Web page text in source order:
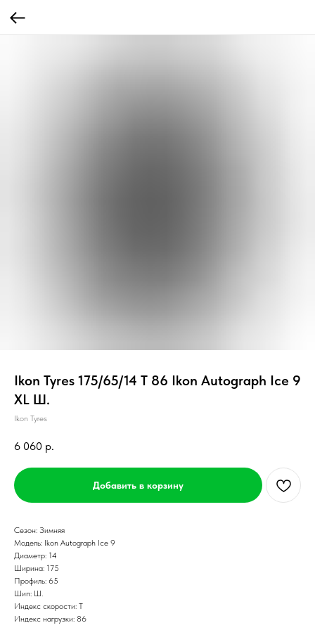
Ikon Tyres 175/65/14 T 86 Ikon Autograph Ice 9
XL Ш.
Ikon Tyres
6 060 р.
Добавить в корзину
Сезон: Зимняя
Модель: Ikon Autograph Ice 9
Диаметр: 14
Ширина: 175
Профиль: 65
Шип: Ш.
Индекс скорости: T
Индекс нагрузки: 86